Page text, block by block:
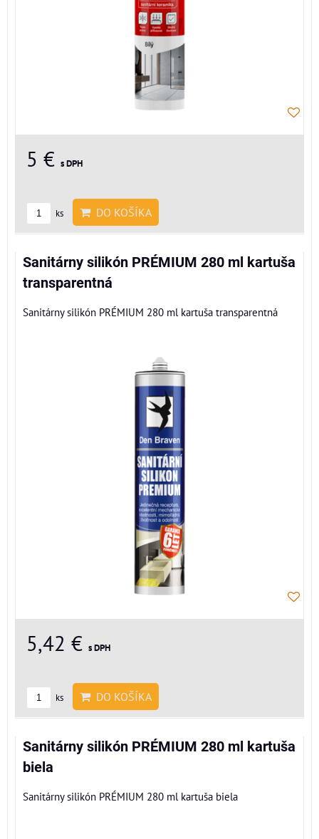
5 € s DPH
ks DO KOŠÍKA
Sanitárny silikón PRÉMIUM 280 ml kartuša
transparentná
Sanitárny silikón PRÉMIUM 280 ml kartuša transparentná
5,42 € s DPH
ks DO KOŠÍKA
Sanitárny silikón PRÉMIUM 280 ml kartuša
biela
Sanitárny silikón PRÉMIUM 280 ml kartuša biela